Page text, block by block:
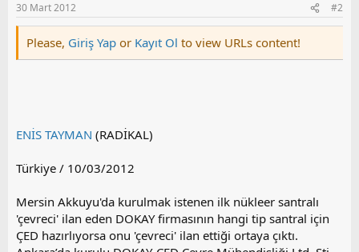
30 Mart 2012 #2
Please, Giriş Yap or Kayıt Ol to view URLs content!
ENİS TAYMAN (RADİKAL)
Türkiye / 10/03/2012
Mersin Akkuyu'da kurulmak istenen ilk nükleer santralı
'çevreci' ilan eden DOKAY firmasının hangi tip santral için
ÇED hazırlıyorsa onu 'çevreci' ilan ettiği ortaya çıktı.